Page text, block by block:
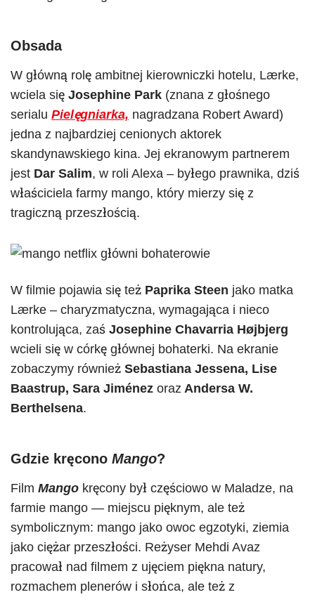
Obsada
W główną rolę ambitnej kierowniczki hotelu, Lærke,
wciela się Josephine Park (znana z głośnego
serialu Pielęgniarka, nagradzana Robert Award)
jedna z najbardziej cenionych aktorek
skandynawskiego kina. Jej ekranowym partnerem
jest Dar Salim, w roli Alexa – byłego prawnika, dziś
właściciela farmy mango, który mierzy się z
tragiczną przeszłością.
W filmie pojawia się też Paprika Steen jako matka
Lærke – charyzmatyczna, wymagająca i nieco
kontrolująca, zaś Josephine Chavarria Højbjerg
wcieli się w córkę głównej bohaterki. Na ekranie
zobaczymy również Sebastiana Jessena, Lise
Baastrup, Sara Jiménez oraz Andersa W.
Berthelsena.
Gdzie kręcono Mango?
Film Mango kręcony był częściowo w Maladze, na
farmie mango — miejscu pięknym, ale też
symbolicznym: mango jako owoc egzotyki, ziemia
jako ciężar przeszłości. Reżyser Mehdi Avaz
pracował nad filmem z ujęciem piękna natury,
rozmachem plenerów i słońca, ale też z